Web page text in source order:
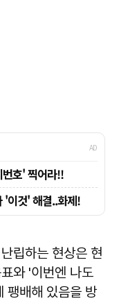
립하는 현상은 현
와 '이번엔 나도
팽배해 있음을 방